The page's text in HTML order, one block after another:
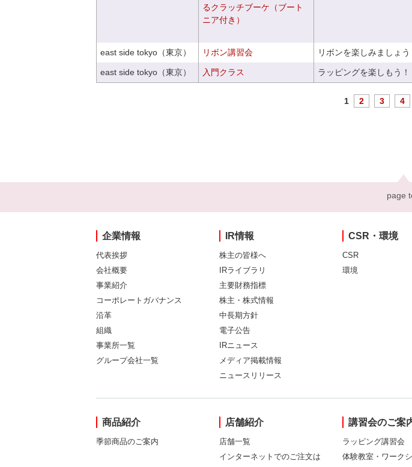
るクラッチブーケ（ブート
ニア付き）
east side tokyo（東京） リボン講習会 リボンを楽しみましょう
east side tokyo（東京） 入門クラス ラッピングを楽しもう！
1 2 3 4
page
企業情報
代表挨拶
会社概要
事業紹介
コーポレートガバナンス
沿革
組織
事業所一覧
グループ会社一覧
IR情報
株主の皆様へ
IRライブラリ
主要財務指標
株主・株式情報
中長期方針
電子公告
IRニュース
メディア掲載情報
ニュースリリース
CSR・環境
CSR
環境
商品紹介
季節商品のご案内
店舗紹介
店舗一覧
インターネットでのご注文は
講習会のご案
ラッピング講習会
体験教室・ワーク